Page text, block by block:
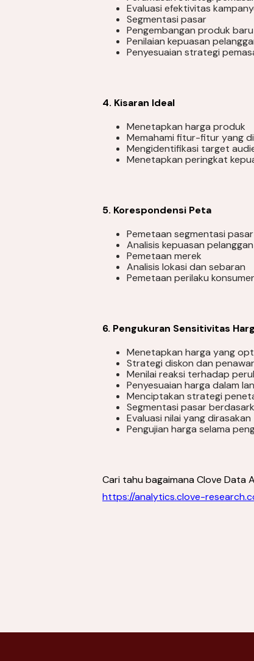
Evaluasi efektivitas
Segmentasi pasar
Pengembangan produk baru
Penilaian kepuasan
Penyesuaian strategi
4. Kisaran Ideal
Menetapkan harga produk
Memahami fitur-fitur yang
Mengidentifikasi target
Menetapkan peringkat
5. Korespondensi Peta
Pemetaan segmentasi pasar
Analisis kepuasan pelanggan
Pemetaan merek
Analisis lokasi dan sebaran
Pemetaan perilaku
6. Pengukuran Sensitivitas
Menetapkan harga yang
Strategi diskon dan
Menilai reaksi terhadap
Penyesuaian harga dalam
Menciptakan strategi
Segmentasi pasar
Evaluasi nilai yang dirasakan
Pengujian harga selama
Cari tahu bagaimana Clove Data
https://analytics.clove-
Menavigasi Tekanan